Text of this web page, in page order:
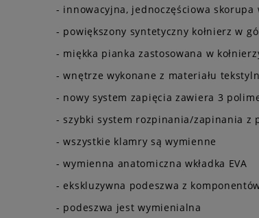
- innowacyjna, jednoczęściowa
- powiększony syntetyczny kołnierz w
- miękka pianka zastosowana w
- wnętrze wykonane z materiału
- nowy system zapięcia zawiera 3
- szybki system rozpinania/zapinania z
- wszystkie klamry są wymienne
- wymienna anatomiczna wkładka EVA
- ekskluzywna podeszwa z
- podeszwa jest wymienialna